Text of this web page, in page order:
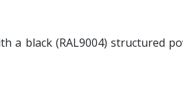
a black (RAL9004) structured